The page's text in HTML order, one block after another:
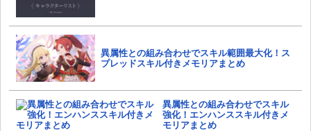
異属性との組み合わせでスキル範囲最大化！ス
プレッドスキル付きメモリアまとめ
異属性との組み合わせでスキル
強化！エンハンススキル付きメ
モリアまとめ